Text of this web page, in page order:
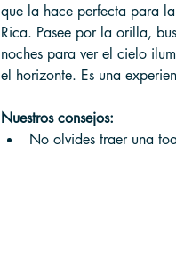
que la hace perfecta para
Rica. Pasee por la orilla,
noches para ver el cielo
el horizonte. Es una
Nuestros consejos:
No olvides traer una